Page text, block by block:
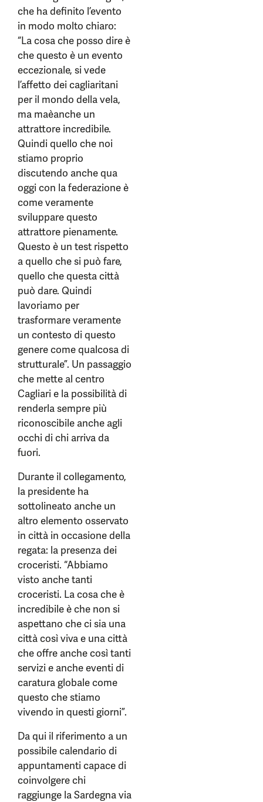
che ha definito l’evento
in modo molto chiaro:
“La cosa che posso dire è
che questo è un evento
eccezionale, si vede
l’affetto dei cagliaritani
per il mondo della vela,
ma maèanche un
attrattore incredibile.
Quindi quello che noi
stiamo proprio
discutendo anche qua
oggi con la federazione è
come veramente
sviluppare questo
attrattore pienamente.
Questo è un test rispetto
a quello che si può fare,
quello che questa città
può dare. Quindi
lavoriamo per
trasformare veramente
un contesto di questo
genere come qualcosa di
strutturale”. Un passaggio
che mette al centro
Cagliari e la possibilità di
renderla sempre più
riconoscibile anche agli
occhi di chi arriva da
fuori.
Durante il collegamento,
la presidente ha
sottolineato anche un
altro elemento osservato
in città in occasione della
regata: la presenza dei
croceristi. “Abbiamo
visto anche tanti
croceristi. La cosa che è
incredibile è che non si
aspettano che ci sia una
città così viva e una città
che offre anche così tanti
servizi e anche eventi di
caratura globale come
questo che stiamo
vivendo in questi giorni”.
Da qui il riferimento a un
possibile calendario di
appuntamenti capace di
coinvolgere chi
raggiunge la Sardegna via